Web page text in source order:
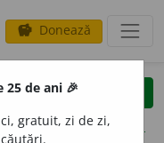
savings Donează
clear
opțiuni
de ani 🎉
gratuit, zi de zi,